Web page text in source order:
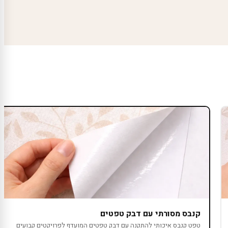
קנבס מסורתי עם דבק טפטים
טפט קנבס איכותי להתקנה עם דבק טפטים המועדף לפרויקטים קבועים